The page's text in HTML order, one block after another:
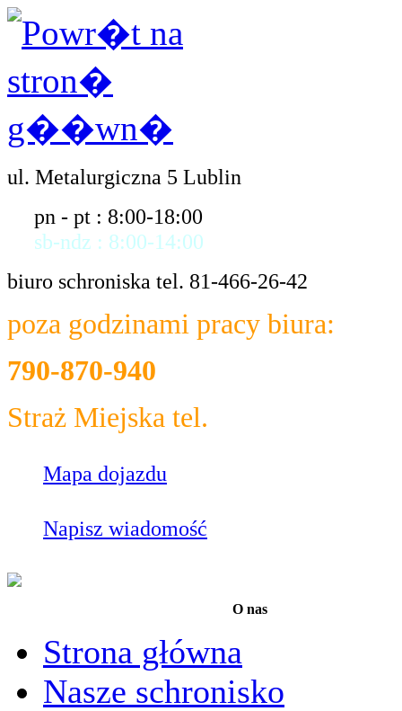
ul. Metalurgiczna 5 Lublin
pn - pt : 8:00-18:00
sb-ndz : 8:00-14:00
biuro schroniska tel. 81-466-26-42
poza godzinami pracy biura:
790-870-940
Straż Miejska tel.
Mapa dojazdu
Napisz wiadomość
O nas
Strona główna
Nasze schronisko